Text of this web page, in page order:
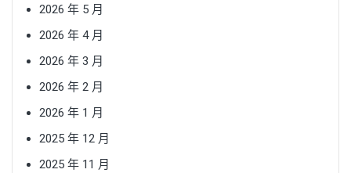
2026 年 5 月
2026 年 4 月
2026 年 3 月
2026 年 2 月
2026 年 1 月
2025 年 12 月
2025 年 11 月